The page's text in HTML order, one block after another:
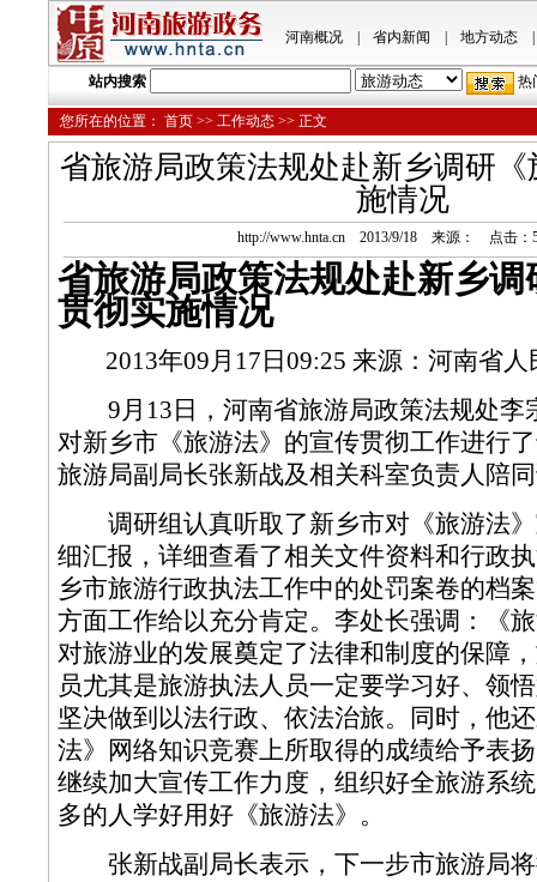
河南概况| 省内新闻 地方动态|
站内搜索 热
您所在的位置： 首页 >> 工作动态 >> 正文
省旅游局政策法规处赴新乡调研
施情况
http://www.hnta.cn 2013/9/18 来源： 点击：
省旅游局政策法规处赴新乡调
贯彻实施情况
2013年09月17日09:25 来源： 河南省人
9月13日， 河南省旅游局政策法规处李
对新乡市《旅游法》的宣传贯彻工作进行
旅游局副局长张新战及相关科室负责人陪
调研组认真听取了新乡市对《旅游法》
细汇报，详细查看了相关文件资料和行政
乡市旅游行政执法工作中的处罚案卷的档
方面工作给以充分肯定。李处长强调：《
对旅游业的发展奠定了法律和制度的保障
员尤其是旅游执法人员一定要学习好、领
坚决做到以法行政、依法治旅。同时，他
法》网络知识竞赛上所取得的成绩给予表
继续加大宣传工作力度，组织好全旅游系
多的人学好用好《旅游法》。
张新战副局长表示，下一步市旅游局将